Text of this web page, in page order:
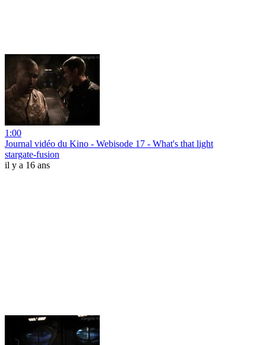
1:00
Journal vidéo du Kino - Webisode 17 - What's that light
stargate-fusion
il y a 16 ans